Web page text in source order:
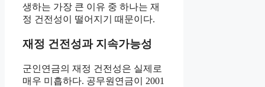
생하는 가장 큰 이유 중 하나는 재
정 건전성이 떨어지기 때문이다.
재정 건전성과 지속가능성
군인연금의 재정 건전성은 실제로
매우 미흡하다. 공무원연금이 2001